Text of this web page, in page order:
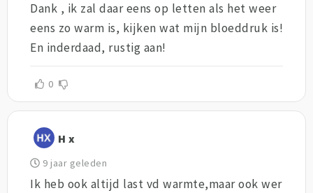
Dank , ik zal daar eens op letten als het weer
eens zo warm is, kijken wat mijn bloeddruk is!
En inderdaad, rustig aan!
0
H x
9 jaar geleden
Ik heb ook altijd last vd warmte,maar ook wer